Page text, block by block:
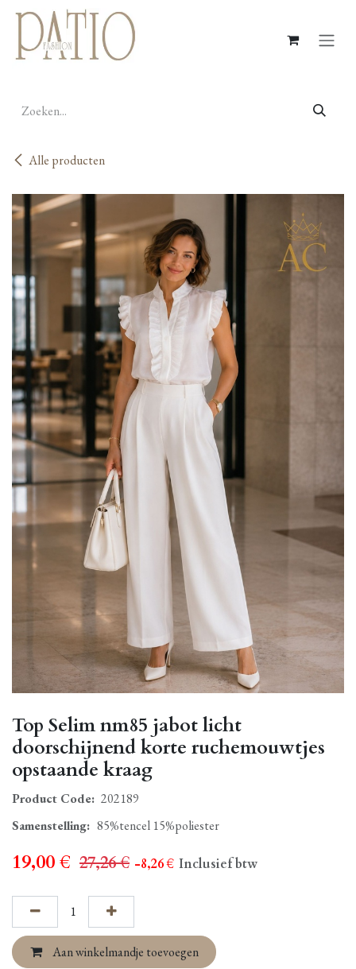
Overslaan naar inhoud
Alle producten
Top Selim nm85 jabot licht
doorschijnend korte ruchemouwtjes
opstaande kraag
Product Code: 202189
Samenstelling: 85%tencel 15%poliester
19,00€ 27,26€ - 8,26€ Inclusief btw
Aan winkelmandje toevoegen